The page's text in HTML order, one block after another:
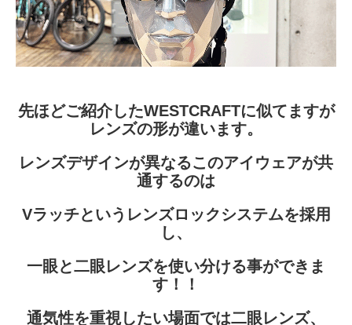
先ほどご紹介したWESTCRAFTに似てますが
レンズの形が違います。
レンズデザインが異なるこのアイウェアが共
通するのは
Vラッチというレンズロックシステムを採用
し、
一眼と二眼レンズを使い分ける事ができま
す！！
通気性を重視したい場面では二眼レンズ、